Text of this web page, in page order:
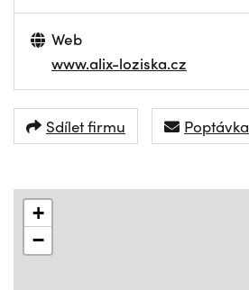
Web
www.alix-loziska.cz
Sdílet firmu Poptávka
+
−